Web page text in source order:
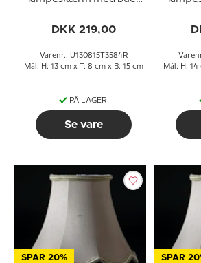
betrukket med off white
DKK 219,00
Varenr.: U130815T3584R
Mål: H: 13 cm x T: 8 cm x B: 15 cm
PÅ LAGER
Se vare
Mål: H:
SPAR 20% SPAR